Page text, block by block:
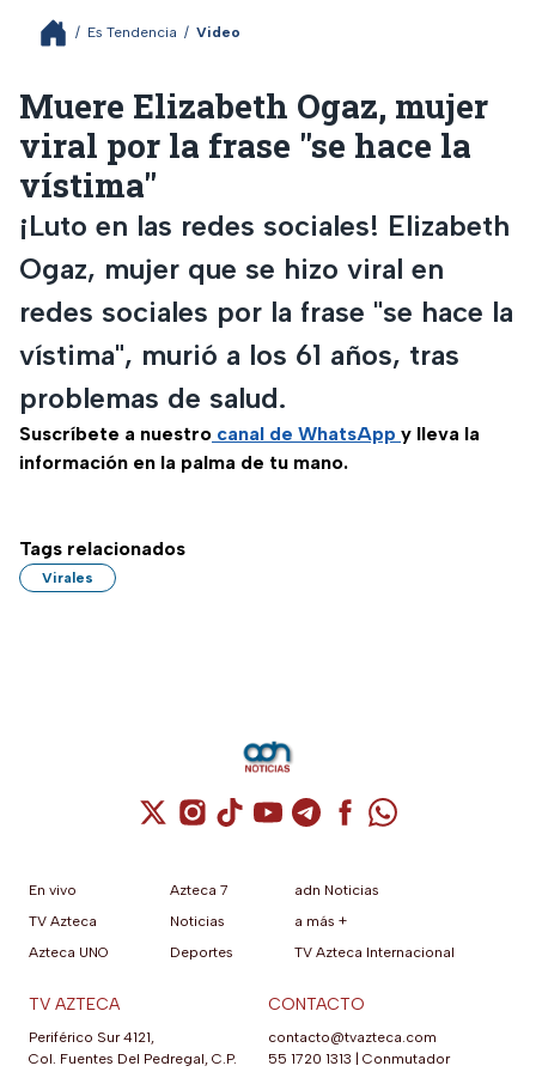
/ Es Tendencia / Video
Muere Elizabeth Ogaz, mujer
viral por la frase "se hace la
vístima"
¡Luto en las redes sociales! Elizabeth
Ogaz, mujer que se hizo viral en
redes sociales por la frase "se hace la
vístima", murió a los 61 años, tras
problemas de salud.
Suscríbete a nuestro canal de WhatsApp y lleva la
información en la palma de tu mano.
Tags relacionados
Virales
Cuenta de X / Twitter (se abre en una
Cuenta de Instagram (se abre en una
Cuenta de TikTok (se abre en
Cuenta de YouTube (se abre
Cuenta de Telegram (se
Cuenta de
Cuenta de
En vivo
TV Azteca
Azteca UNO
Azteca 7
Noticias
Deportes
adn Noticias
a más +
TV Azteca Internacional
TV AZTECA
Periférico Sur 4121,
Col. Fuentes Del Pedregal, C.P.
CONTACTO
contacto@tvazteca.com
55 1720 1313 | Conmutador